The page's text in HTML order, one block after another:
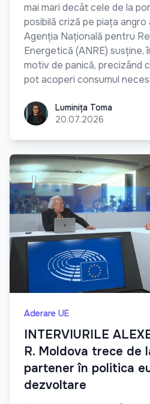
mai mari decât cele de la
posibilă criză pe piața angro
Agenția Națională pentru
Energetică (ANRE) susține,
motiv de panică, precizând
pot acoperi consumul
Luminița Toma
Luminița Toma
20.07.2026
Aderare UE
INTERVIURILE
R. Moldova trece de
partener în politica
dezvoltare